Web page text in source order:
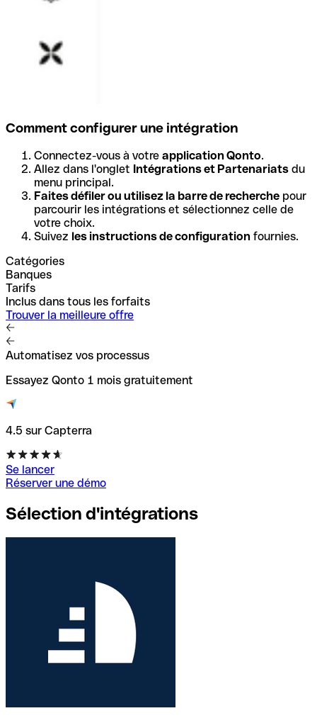
Comment configurer une intégration
Connectez-vous à votre application Qonto.
Allez dans l'onglet Intégrations et Partenariats du
menu principal.
Faites défiler ou utilisez la barre de recherche pour
parcourir les intégrations et sélectionnez celle de
votre choix.
Suivez les instructions de configuration fournies.
Catégories
Banques
Tarifs
Inclus dans tous les forfaits
Trouver la meilleure offre
Automatisez vos processus
Essayez Qonto 1 mois gratuitement
4.5 sur Capterra
Se lancer
Réserver une démo
Sélection d'intégrations